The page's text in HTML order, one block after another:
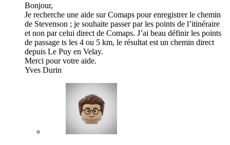
Bonjour,
Je recherche une aide sur Comaps pour enregistrer le chemin
de Stevenson ; je souhaite passer par les points de l’itinéraire
et non par celui direct de Comaps. J’ai beau définir les points
de passage ts les 4 ou 5 km, le résultat est un chemin direct
depuis Le Puy en Velay.
Merci pour votre aide.
Yves Durin